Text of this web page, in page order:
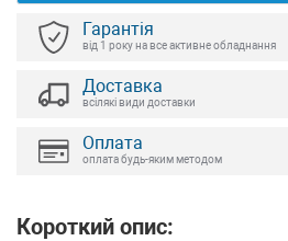
Гарантія
від 1 року на все активне обладнання
Доставка
всілякі види доставки
Оплата
оплата будь-яким методом
Короткий опис: